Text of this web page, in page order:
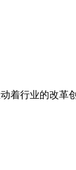
着行业的改革